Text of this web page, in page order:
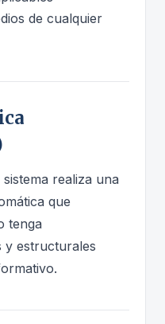
de cualquier
realiza una
que
tenga
y estructurales